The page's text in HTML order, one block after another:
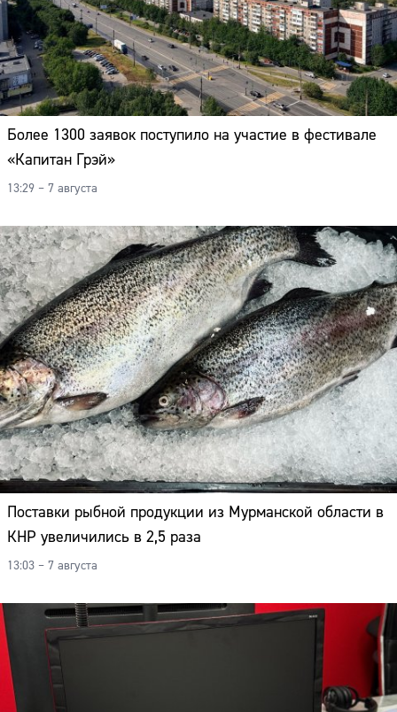
Более 1300 заявок поступило на участие в фестивале
«Капитан Грэй»
13:29 – 7 августа
Поставки рыбной продукции из Мурманской области в
КНР увеличились в 2,5 раза
13:03 – 7 августа